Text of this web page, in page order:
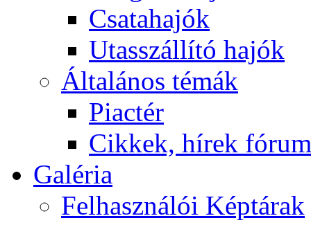
Csatahajók
Utasszállító hajók
Általános témák
Piactér
Cikkek, hírek
Galéria
Felhasználói Képtárak